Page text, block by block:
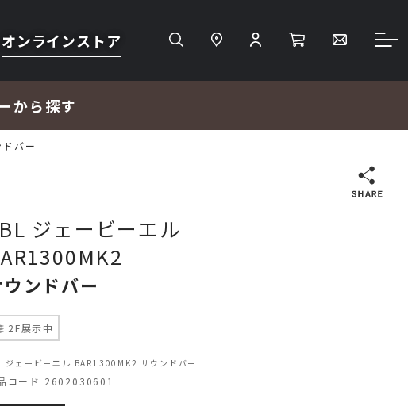
オンラインストア
から探す
バー
ジェービーエル
ンドバー
2F展示中
ジェービーエル BAR1300MK2 サウンドバー
コード 2602030601